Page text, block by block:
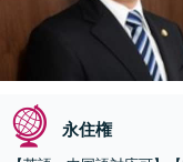
永住権